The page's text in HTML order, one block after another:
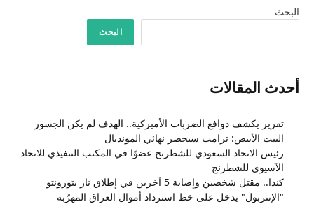
البحث
البحث
أحدث المقالات
تقرير يكشف دوافع الضربات الأميركية.. الهدف لم يكن الجسور
البيت الأبيض: ترامب سيحضر نهائي المونديال
رئيس الاتحاد السعودي للشطرنج عضوًا في المكتب التنفيذي للاتحاد
الآسيوي للشطرنج
كندا.. مقتل شخصين وإصابة 5 آخرين في إطلاق نار بتورونتو
"الإنتربول" يدخل على خط استرداد أموال العراق المهرّبة